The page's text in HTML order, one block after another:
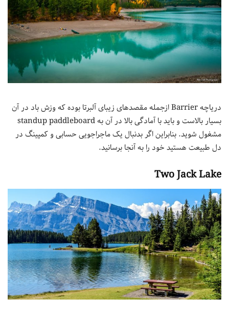
دریاچه Barrier ازجمله مقصدهای زیبای آلبرتا بوده که وزش باد در آن
بسیار بالاست و باید با آمادگی بالا در آن به standup paddleboard
مشغول شوید. بنابراین اگر بدنبال یک ماجراجویی حسابی و کمپینگ در
دل طبیعت هستید خود را به آنجا برسانید.
Two Jack Lake